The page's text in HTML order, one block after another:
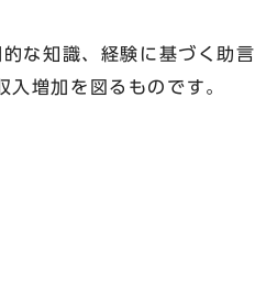
な知識、経験に基づく助言
増加を図るものです。